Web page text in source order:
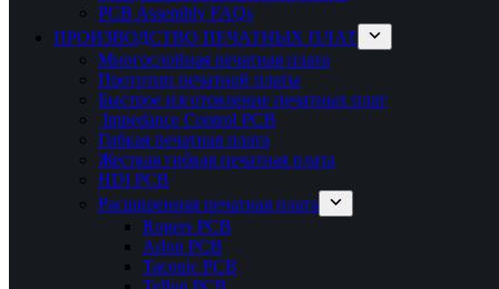
PCB Assembly FAQs
ПРОИЗВОДСТВО ПЕЧАТНЫХ ПЛАТ
Многослойная печатная плата
Прототип печатной платы
Быстрое изготовление печатных плат
Impedance Control PCB
Гибкая печатная плата
Жесткая гибкая печатная плата
HDI PCB
Расширенная печатная плата
Rogers PCB
Arlon PCB
Taconic PCB